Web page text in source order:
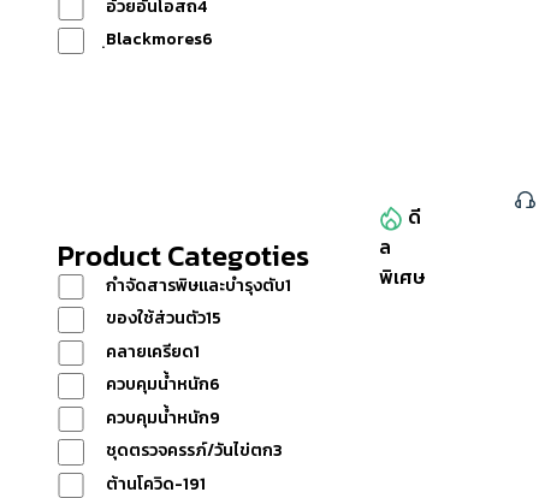
หมวดหมู่สินค้าทั้งหมด
ดี
ล
พิเศษ
อ้วยอันโอสถ4
ฺBlackmores6
Product Categoties
กำจัดสารพิษและบำรุงตับ1
ของใช้ส่วนตัว15
คลายเครียด1
ควบคุมน้ำหนัก6
ควบคุมน้ำหนัก9
ชุดตรวจครรภ์/วันไข่ตก3
ต้านโควิด-191